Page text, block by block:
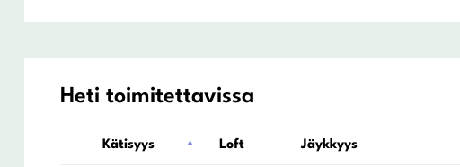
Heti toimitettavissa
Kätisyys Loft Jäykkyys